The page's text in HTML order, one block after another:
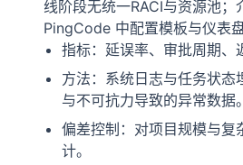
线阶段无统一RACI与资源池；
PingCode 中配置模板与仪表盘
指标：延误率、审批周期、
方法：系统日志与任务状态
与不可抗力导致的异常数据。
偏差控制：对项目规模与复
计。